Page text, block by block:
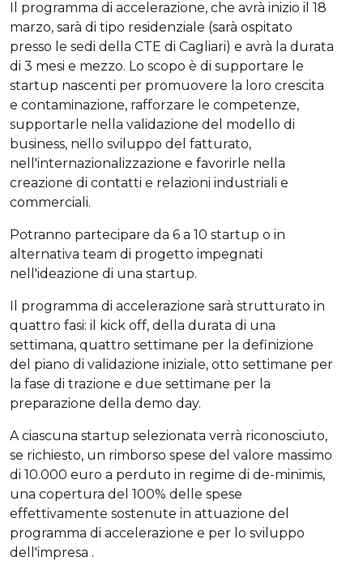
Il programma di accelerazione, che avrà inizio il 18
marzo, sarà di tipo residenziale (sarà ospitato
presso le sedi della CTE di Cagliari) e avrà la durata
di 3 mesi e mezzo. Lo scopo è di supportare le
startup nascenti per promuovere la loro crescita
e contaminazione, rafforzare le competenze,
supportarle nella validazione del modello di
business, nello sviluppo del fatturato,
nell'internazionalizzazione e favorirle nella
creazione di contatti e relazioni industriali e
commerciali.
Potranno partecipare da 6 a 10 startup o in
alternativa team di progetto impegnati
nell'ideazione di una startup.
Il programma di accelerazione sarà strutturato in
quattro fasi: il kick off, della durata di una
settimana, quattro settimane per la definizione
del piano di validazione iniziale, otto settimane per
la fase di trazione e due settimane per la
preparazione della demo day.
A ciascuna startup selezionata verrà riconosciuto,
se richiesto, un rimborso spese del valore massimo
di 10.000 euro a perduto in regime di de-minimis,
una copertura del 100% delle spese
effettivamente sostenute in attuazione del
programma di accelerazione e per lo sviluppo
dell'impresa .